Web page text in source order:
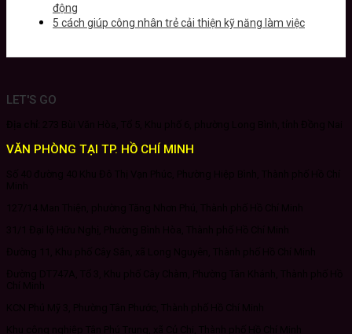
động
5 cách giúp công nhân trẻ cải thiện kỹ năng làm việc
LET'S GO
VĂN PHÒNG TẠI TP. HỒ CHÍ MINH